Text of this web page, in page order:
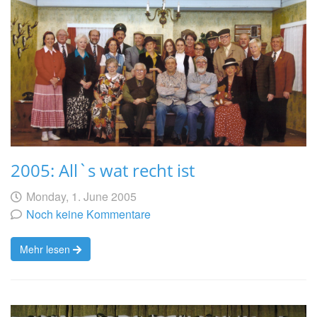
2005: All`s wat recht ist
Geschrieben
von
am Monday, 1. June 2005
Noch keine Kommentare
Mehr lesen